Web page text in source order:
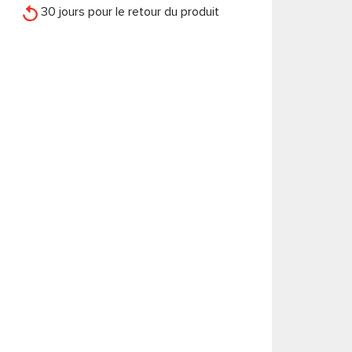
30 jours pour le retour du produit